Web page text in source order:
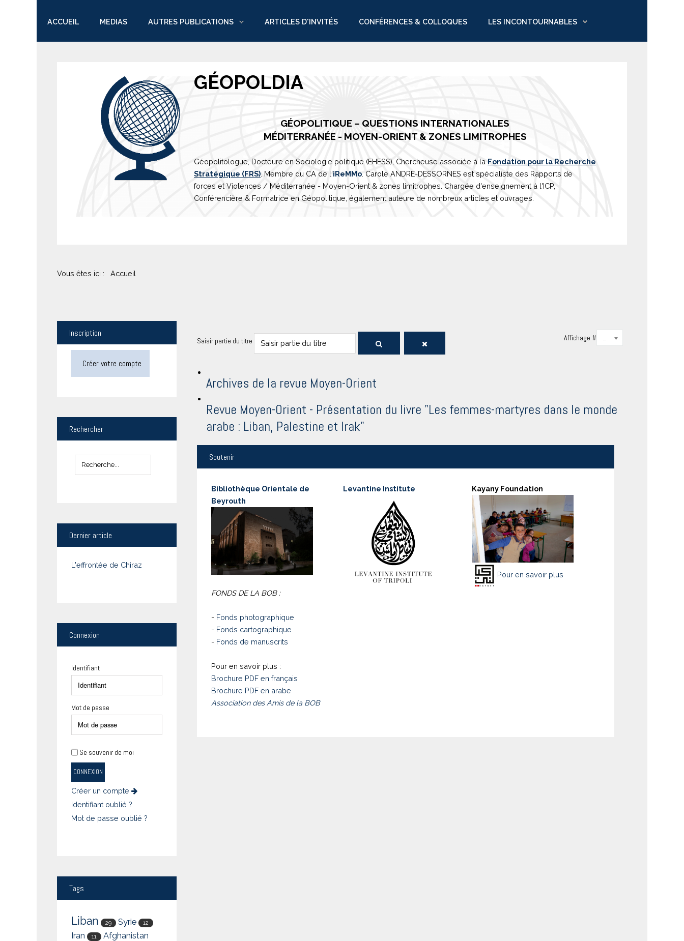
ACCUEIL MEDIAS AUTRES PUBLICATIONS ARTICLES D'INVITÉS CONFÉRENCES & COLLOQUES LES INCONTOURNABLES
GÉOPOLDIA
GÉOPOLITIQUE – QUESTIONS INTERNATIONALES
MÉDITERRANÉE - MOYEN-ORIENT & ZONES LIMITROPHES
Géopolitologue, Docteure en Sociologie politique (EHESS), Chercheuse associée à la Fondation pour la Recherche
Stratégique (FRS) . Membre du CA de l'iReMMo . Carole ANDRE-DESSORNES est spécialiste des Rapports de
forces et Violences / Méditerranée - Moyen-Orient & zones limitrophes. Chargée d'enseignement à l'ICP,
Conférencière & Formatrice en Géopolitique, également auteure de nombreux articles et ouvrages.
Vous êtes ici : Accueil
Saisir partie du titre Affichage # 20
Archives de la revue Moyen-Orient
Revue Moyen-Orient - Présentation du livre "Les femmes-martyres dans le monde
arabe : Liban, Palestine et Irak"
Soutenir
Bibliothèque Orientale de
Beyrouth
FONDS DE LA BOB :
- Fonds photographique
- Fonds cartographique
- Fonds de manuscrits
Pour en savoir plus :
Brochure PDF en français
Brochure PDF en arabe
Association des Amis de la BOB
Levantine Institute Kayany Foundation
Pour en savoir plus
Inscription
Créer votre compte
Rechercher
Dernier article
L'effrontée de Chiraz
Connexion
Identifiant
Mot de passe
Se souvenir de moi
CONNEXION
Créer un compte
Identifiant oublié ?
Mot de passe oublié ?
Tags
Liban 29 Syrie 12
Iran 11 Afghanistan